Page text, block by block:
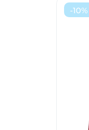
-10%